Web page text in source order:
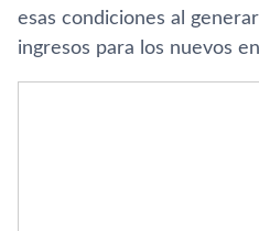
esas condiciones al
ingresos para los nuevos